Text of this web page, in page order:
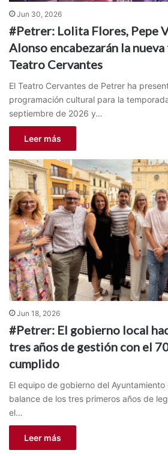
Jun 30, 2026
#Petrer: Lolita Flores, Pepe
Alonso encabezarán la
Teatro Cervantes
El Teatro Cervantes de Petrer ha
programación cultural para la
septiembre de 2026 y…
Leer más
Jun 18, 2026
#Petrer: El gobierno local
tres años de gestión con el
cumplido
El equipo de gobierno del
balance de los tres primeros años de
el…
Leer más